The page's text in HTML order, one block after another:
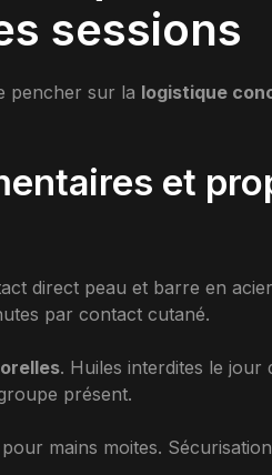
sessions
pencher sur la logistique
et
direct peau et barre en
par contact cutané.
. Huiles interdites le jour
présent.
mains moites.